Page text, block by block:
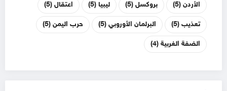
الأردن (5) بروكسل (5) ليبيا (5) اعتقال (5)
تعذيب (5) البرلمان الأوروبي (5) حرب اليمن (5)
الضفة الغربية (4)